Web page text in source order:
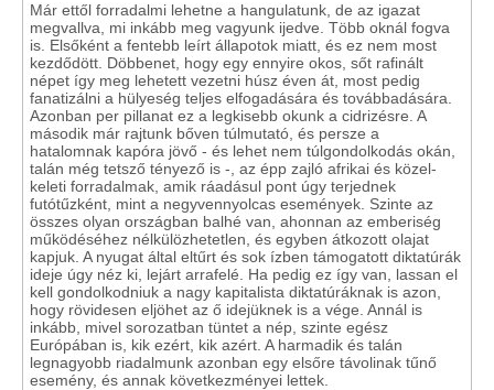
Már ettől forradalmi lehetne a hangulatunk, de az igazat
megvallva, mi inkább meg vagyunk ijedve. Több oknál fogva
is. Elsőként a fentebb leírt állapotok miatt, és ez nem most
kezdődött. Döbbenet, hogy egy ennyire okos, sőt rafinált
népet így meg lehetett vezetni húsz éven át, most pedig
fanatizálni a hülyeség teljes elfogadására és továbbadására.
Azonban per pillanat ez a legkisebb okunk a cidrizésre. A
második már rajtunk bőven túlmutató, és persze a
hatalomnak kapóra jövő - és lehet nem túlgondolkodás okán,
talán még tetsző tényező is -, az épp zajló afrikai és közel-
keleti forradalmak, amik ráadásul pont úgy terjednek
futótűzként, mint a negyvennyolcas események. Szinte az
összes olyan országban balhé van, ahonnan az emberiség
működéséhez nélkülözhetetlen, és egyben átkozott olajat
kapjuk. A nyugat által eltűrt és sok ízben támogatott diktatúrák
ideje úgy néz ki, lejárt arrafelé. Ha pedig ez így van, lassan el
kell gondolkodniuk a nagy kapitalista diktatúráknak is azon,
hogy rövidesen eljöhet az ő idejüknek is a vége. Annál is
inkább, mivel sorozatban tüntet a nép, szinte egész
Európában is, kik ezért, kik azért. A harmadik és talán
legnagyobb riadalmunk azonban egy elsőre távolinak tűnő
esemény, és annak következményei lettek.